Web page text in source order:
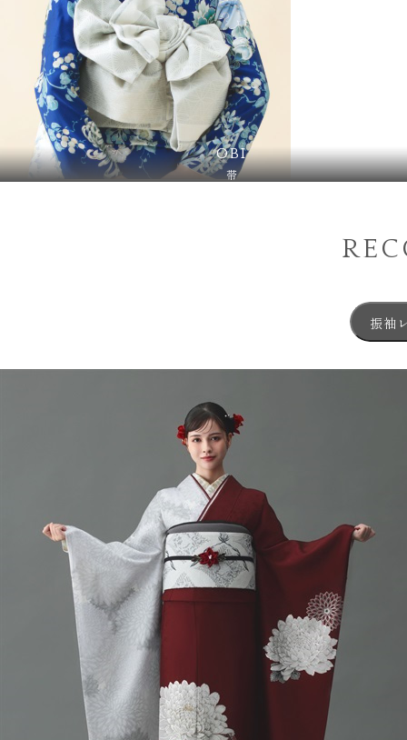
OBI
帯
振袖